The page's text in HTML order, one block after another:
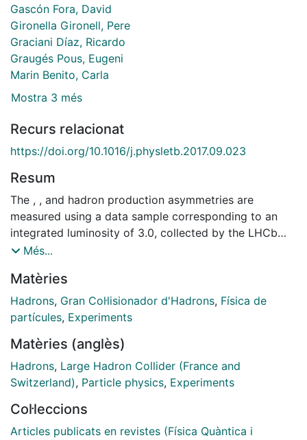
Gascón Fora, David
Gironella Gironell, Pere
Graciani Díaz, Ricardo
Graugés Pous, Eugeni
Marin Benito, Carla
Mostra 3 més
Recurs relacionat
https://doi.org/10.1016/j.physletb.2017.09.023
Resum
The , , and hadron production asymmetries are
measured using a data sample corresponding to an
integrated luminosity of 3.0, collected by the LHCb
experiment in proton-proton collisions at centre-of-
performed as a function of transverse momentum and
rapidity of the b hadrons within the LHCb detector
acceptance. The overall production asymmetries,
are also determined.
Més...
Matèries
Hadrons, Gran Col·lisionador d'Hadrons, Física de
partícules, Experiments
Matèries (anglès)
Hadrons, Large Hadron Collider (France and
Switzerland), Particle physics, Experiments
Col·leccions
Articles publicats en revistes (Física Quàntica i